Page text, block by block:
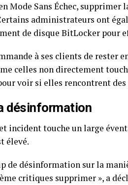
Mode Sans Échec,
administrateurs ont
de disque BitLocker ⁤pour
⁤à ses clients de rester
celles non directement
voir si elles rencontrent
désinformation
incident touche un large
élevé.
de désinformation sur la
critiques supprimer », a